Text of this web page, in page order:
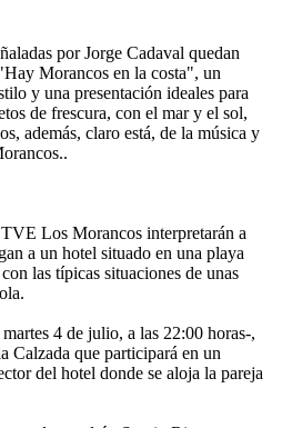
por Jorge Cadaval quedan
Morancos en la costa", un
y una presentación ideales para
de frescura, con el mar y el sol,
además, claro está, de la música y
TVE Los Morancos interpretarán a
a un hotel situado en una playa
las típicas situaciones de unas
4 de julio, a las 22:00 horas-,
Calzada que participará en un
del hotel donde se aloja la pareja